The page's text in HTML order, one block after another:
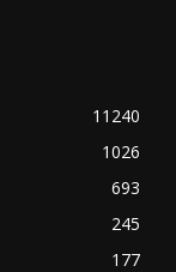
11240
1026
693
245
177